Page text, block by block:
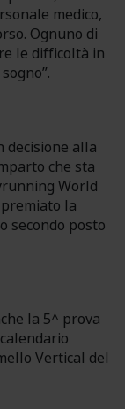
medico,
Ognuno di
le difficoltà in
decisione alla
che sta
World
la
secondo posto
la 5^ prova
Vertical del